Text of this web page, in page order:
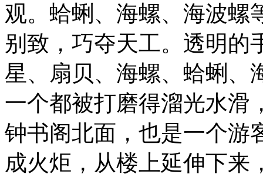
观。蛤蜊、海螺、海波螺
别致，巧夺天工。透明的
星、扇贝、海螺、蛤蜊、
一个都被打磨得溜光水滑
钟书阁北面，也是一个游
成火炬，从楼上延伸下来